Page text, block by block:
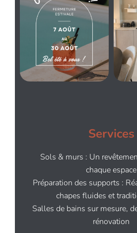
Services
Sols & murs : Un
chaque espace
Préparation des supports :
chapes fluides et
Salles de bains sur mesure,
rénovation